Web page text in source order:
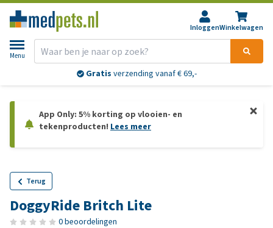
InloggenWinkelwagen
Menu
Gratis verzending vanaf € 69,-
App Only: 5% korting op vlooien- en
tekenproducten! Lees meer
Terug
DoggyRide Britch Lite
0 beoordelingen